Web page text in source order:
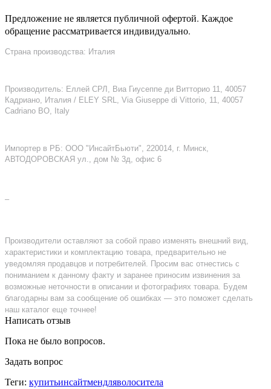
Предложение не является публичной офертой. Каждое
обращение рассматривается индивидуально.
Страна производства: Италия
Производитель: Еллей СРЛ, Виа Гиусеппе ди Витторио 11, 40057
Кадриано, Италия / ELEY SRL, Via Giuseppe di Vittorio, 11, 40057
Cadriano BO, Italy
Импортер в РБ: ООО "ИнсайтБьюти", 220014, г. Минск,
АВТОДОРОВСКАЯ ул., дом № 3д, офис 6
–
Производители оставляют за собой право изменять внешний вид,
характеристики и комплектацию товара, предварительно не
уведомляя продавцов и потребителей. Просим вас отнестись с
пониманием к данному факту и заранее приносим извинения за
возможные неточности в описании и фотографиях товара. Будем
благодарны вам за сообщение об ошибках — это поможет сделать
наш каталог еще точнее!
Написать отзыв
Пока не было вопросов.
Задать вопрос
Теги: купитьинсайтмендляволоситела